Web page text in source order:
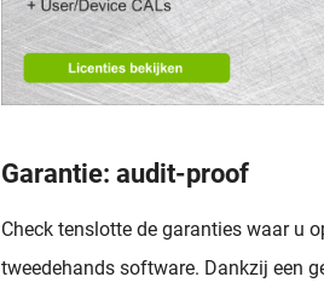
Garantie: audit-proof
Check tenslotte de garanties waar u
tweedehands software. Dankzij een